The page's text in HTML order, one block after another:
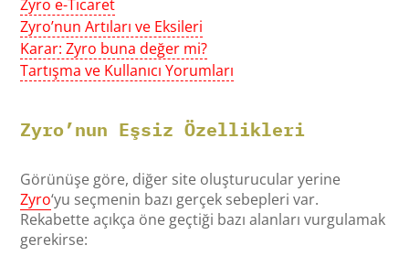
Zyro e-Ticaret
Zyro’nun Artıları ve Eksileri
Karar: Zyro buna değer mi?
Tartışma ve Kullanıcı Yorumları
Zyro’nun Eşsiz Özellikleri
Görünüşe göre, diğer site oluşturucular yerine
Zyro‘yu seçmenin bazı gerçek sebepleri var.
Rekabette açıkça öne geçtiği bazı alanları vurgulamak
gerekirse: